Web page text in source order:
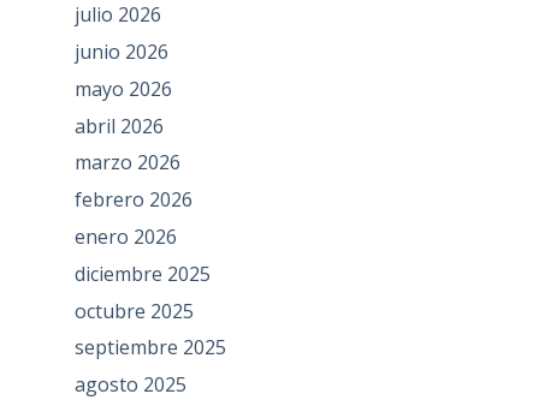
julio 2026
junio 2026
mayo 2026
abril 2026
marzo 2026
febrero 2026
enero 2026
diciembre 2025
octubre 2025
septiembre 2025
agosto 2025